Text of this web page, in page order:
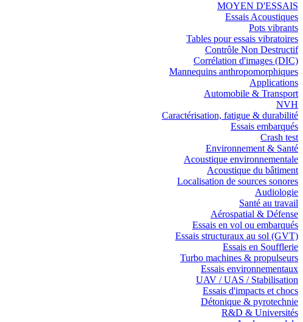
MOYEN D'ESSAIS
Essais Acoustiques
Pots vibrants
Tables pour essais vibratoires
Contrôle Non Destructif
Corrélation d'images (DIC)
Mannequins anthropomorphiques
Applications
Automobile & Transport
NVH
Caractérisation, fatigue & durabilité
Essais embarqués
Crash test
Environnement & Santé
Acoustique environnementale
Acoustique du bâtiment
Localisation de sources sonores
Audiologie
Santé au travail
Aérospatial & Défense
Essais en vol ou embarqués
Essais structuraux au sol (GVT)
Essais en Soufflerie
Turbo machines & propulseurs
Essais environnementaux
UAV / UAS / Stabilisation
Essais d'impacts et chocs
Détonique & pyrotechnie
R&D & Universités